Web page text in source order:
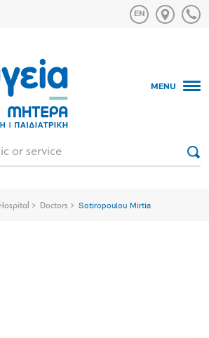
MENU
Doctors Sotiropoulou Mirtia